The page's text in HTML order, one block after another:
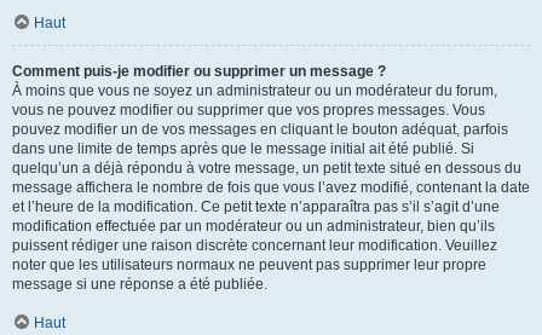
Haut
Comment puis-je modifier ou supprimer un message ?
À moins que vous ne soyez un administrateur ou un modérateur du forum,
vous ne pouvez modifier ou supprimer que vos propres messages. Vous
pouvez modifier un de vos messages en cliquant le bouton adéquat, parfois
dans une limite de temps après que le message initial ait été publié. Si
quelqu’un a déjà répondu à votre message, un petit texte situé en dessous du
message affichera le nombre de fois que vous l’avez modifié, contenant la date
et l’heure de la modification. Ce petit texte n’apparaîtra pas s’il s’agit d’une
modification effectuée par un modérateur ou un administrateur, bien qu’ils
puissent rédiger une raison discrète concernant leur modification. Veuillez
noter que les utilisateurs normaux ne peuvent pas supprimer leur propre
message si une réponse a été publiée.
Haut